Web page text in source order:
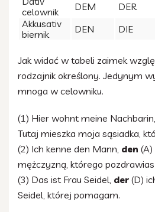
celownik
DEM DER
Akkusativ
biernik
DEN DIE
Jak widać w tabeli zaimek
rodzajnik określony. Jedynym
mnoga w celowniku.
(1) Hier wohnt meine Nachbarin,
Tutaj mieszka moja sąsiadka,
(2) Ich kenne den Mann, den
mężczyzną, którego
(3) Das ist Frau Seidel, der (D)
Seidel, której pomagam.